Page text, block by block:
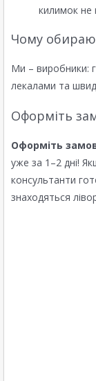
килимок не
Чому
Ми – виробники:
лекалами та
Оформіть
Оформіть
уже за 1–2 дні!
консультанти
знаходяться